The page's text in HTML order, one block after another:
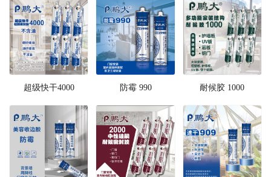
超级快干4000 防霉 990 耐候胶 1000